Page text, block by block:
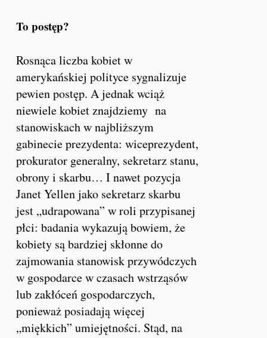
To postęp?
Rosnąca liczba kobiet w
amerykańskiej polityce sygnalizuje
pewien postęp. A jednak wciąż
niewiele kobiet znajdziemy na
stanowiskach w najbliższym
gabinecie prezydenta: wiceprezydent,
prokurator generalny, sekretarz stanu,
obrony i skarbu… I nawet pozycja
Janet Yellen jako sekretarz skarbu
jest „udrapowana” w roli przypisanej
płci: badania wykazują bowiem, że
kobiety są bardziej skłonne do
zajmowania stanowisk przywódczych
w gospodarce w czasach wstrząsów
lub zakłóceń gospodarczych,
ponieważ posiadają więcej
„miękkich” umiejętności. Stąd, na